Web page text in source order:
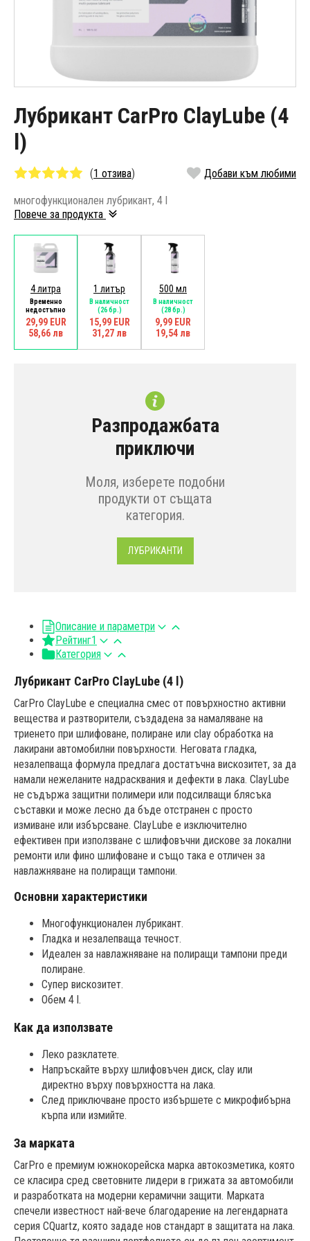
Лубрикант CarPro ClayLube (4
l)
(1 отзива) Добави към любими
многофункционален лубрикант, 4 l
Повече за продукта
4 литра
Временно
недостъпно
29,99 EUR
58,66 лв
1 литър
В наличност
(26 бр.)
15,99 EUR
31,27 лв
500 мл
В наличност
(28 бр.)
9,99 EUR
19,54 лв
Разпродажбата
приключи
Моля, изберете подобни
продукти от същата
категория.
ЛУБРИКАНТИ
Описание и параметри
Рейтинг1
Категория
Лубрикант CarPro ClayLube (4 l)
CarPro ClayLube е специална смес от повърхностно активни
вещества и разтворители, създадена за намаляване на
триенето при шлифоване, полиране или clay обработка на
лакирани автомобилни повърхности. Неговата гладка,
незалепваща формула предлага достатъчна вискозитет, за да
намали нежеланите надрасквания и дефекти в лака. ClayLube
не съдържа защитни полимери или подсилващи блясъка
съставки и може лесно да бъде отстранен с просто
измиване или избърсване. ClayLube е изключително
ефективен при използване с шлифовъчни дискове за локални
ремонти или фино шлифоване и също така е отличен за
навлажняване на полиращи тампони.
Основни характеристики
Многофункционален лубрикант.
Гладка и незалепваща течност.
Идеален за навлажняване на полиращи тампони преди
полиране.
Супер вискозитет.
Обем 4 l.
Как да използвате
Леко разклатете.
Напръскайте върху шлифовъчен диск, clay или
директно върху повърхността на лака.
След приключване просто избършете с микрофибърна
кърпа или измийте.
За марката
CarPro е премиум южнокорейска марка автокозметика, която
се класира сред световните лидери в грижата за автомобили
и разработката на модерни керамични защити. Марката
спечели известност най-вече благодарение на легендарната
серия CQuartz, която зададе нов стандарт в защитата на лака.